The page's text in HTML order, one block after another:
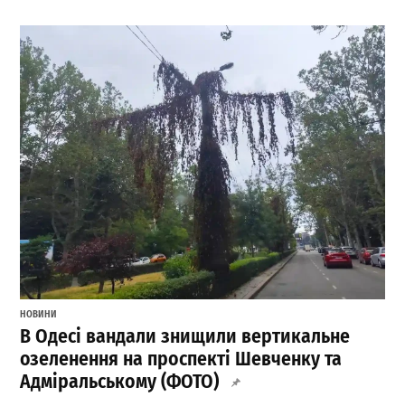
НОВИНИ
В Одесі вандали знищили вертикальне
озеленення на проспекті Шевченку та
Адміральському (ФОТО)